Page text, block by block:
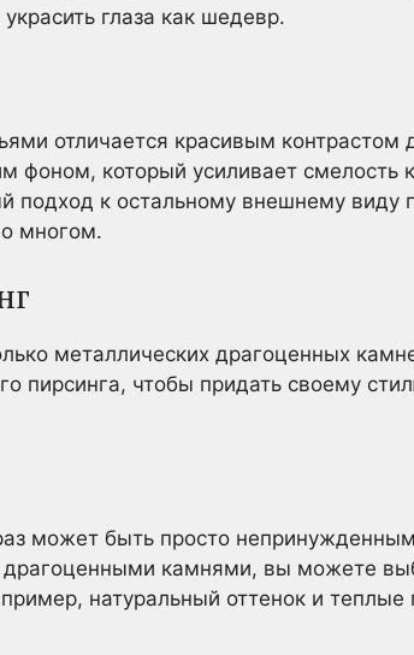
глаза как шедевр.
отличается красивым контрастом
фоном, который усиливает смелость
подход к остальному внешнему виду
о многом.
металлических драгоценных
пирсинга, чтобы придать своему
может быть просто
камнями, вы можете
натуральный оттенок и